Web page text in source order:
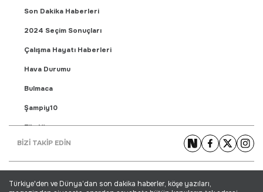
Son Dakika Haberleri
2024 Seçim Sonuçları
Çalışma Hayatı Haberleri
Hava Durumu
Bulmaca
Şampiy10
Fikstür
Puan Durumu
Yaşam Haberleri
BİZİ TAKİP EDİN
Türkiye'den ve Dünya’dan son dakika haberler, köşe yazıları,